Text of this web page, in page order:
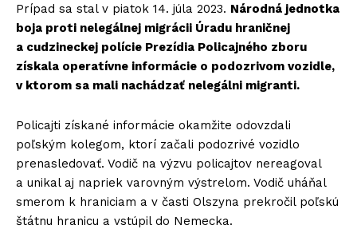
Prípad sa stal v piatok 14. júla 2023. Národná jednotka
boja proti nelegálnej migrácii Úradu hraničnej
a cudzineckej polície Prezídia Policajného zboru
získala operatívne informácie o podozrivom vozidle,
v ktorom sa mali nachádzať nelegálni migranti.
Policajti získané informácie okamžite odovzdali
poľským kolegom, ktorí začali podozrivé vozidlo
prenasledovať. Vodič na výzvu policajtov nereagoval
a unikal aj napriek varovným výstrelom. Vodič uháňal
smerom k hraniciam a v časti Olszyna prekročil poľskú
štátnu hranicu a vstúpil do Nemecka.